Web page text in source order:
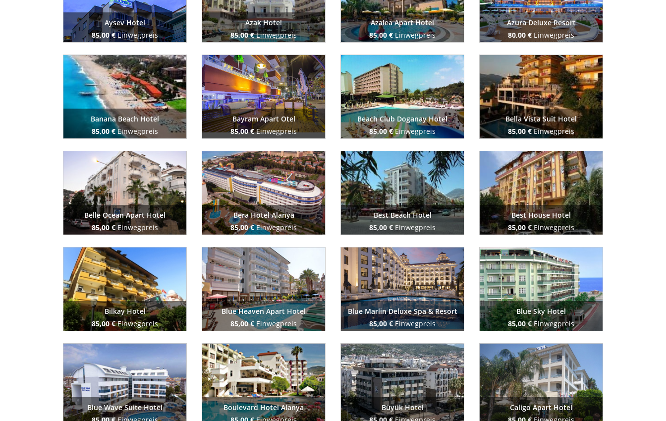
Aysev Hotel
85,00 €Einwegpreis
Buchen Sie jetzt
Azak Hotel
85,00 €Einwegpreis
Buchen Sie jetzt
Azalea Apart Hotel
85,00 €Einwegpreis
Buchen Sie jetzt
Azura Deluxe Resort
80,00 € Einwegpreis
Buchen Sie jetzt
Banana Beach Hotel
85,00 €Einwegpreis
Buchen Sie jetzt
Bayram Apart Otel
85,00 €Einwegpreis
Buchen Sie jetzt
Beach Club Doganay Hotel
85,00 €Einwegpreis
Buchen Sie jetzt
Bella Vista Suit Hotel
85,00 €Einwegpreis
Buchen Sie jetzt
Belle Ocean Apart Hotel
85,00 €Einwegpreis
Buchen Sie jetzt
Bera Hotel Alanya
85,00 €Einwegpreis
Buchen Sie jetzt
Best Beach Hotel
85,00 €Einwegpreis
Buchen Sie jetzt
Best House Hotel
85,00 €Einwegpreis
Buchen Sie jetzt
Bilkay Hotel
85,00 €Einwegpreis
Blue Heaven Apart Hotel
85,00 €Einwegpreis
Buchen Sie jetzt
Blue Marlin Deluxe Spa & Resort
85,00 €Einwegpreis
Buchen Sie jetzt
Blue Sky Hotel
85,00 €Einwegpreis
Buchen Sie jetzt
Blue Wave Suite Hotel
Boulevard Hotel Alanya
Büyük Hotel
Caligo Apart Hotel